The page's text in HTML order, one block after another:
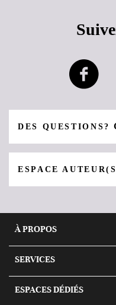
DES QUESTIONS?
ESPACE
À PROPOS
SERVICES
ESPACES DÉDIÉS